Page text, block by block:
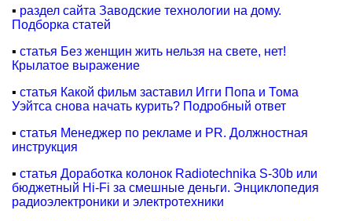
▪ раздел сайта Заводские технологии на дому.
Подборка статей
▪ статья Без женщин жить нельзя на свете, нет!
Крылатое выражение
▪ статья Какой фильм заставил Игги Попа и Тома
Уэйтса снова начать курить? Подробный ответ
▪ статья Менеджер по рекламе и PR. Должностная
инструкция
▪ статья Доработка колонок Radiotechnikа S-30b или
бюджетный Hi-Fi за смешные деньги. Энциклопедия
радиоэлектроники и электротехники